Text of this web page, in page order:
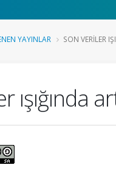
YAYINLAR SON VERILER
ışığında